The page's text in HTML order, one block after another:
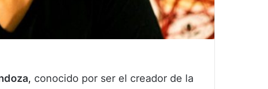
, conocido por ser el creador de la